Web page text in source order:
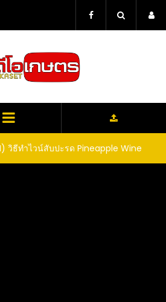
วิธีทำไวน์สับปะรด Pineapple Wine